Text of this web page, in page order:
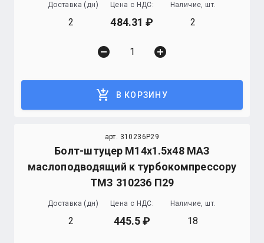
Доставка (дн)
2
Цена с НДС:
484.31
Наличие, шт.
2
remove_circle add_circle
add_shopping_cart В КОРЗИНУ
арт. 310236P29
Болт-штуцер М14х1.5х48 МАЗ
маслоподводящий к турбокомпрессору
ТМЗ 310236 П29
Доставка (дн)
2
Цена с НДС:
445.5
Наличие, шт.
18